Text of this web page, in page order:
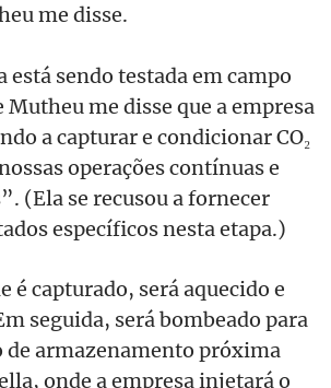
me disse.
está sendo testada em campo
me disse que a empresa
a capturar e condicionar CO₂
operações contínuas e
(Ela se recusou a fornecer
específicos nesta etapa.)
é capturado, será aquecido e
seguida, será bombeado para
de armazenamento próxima
onde a empresa injetará o